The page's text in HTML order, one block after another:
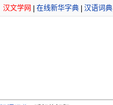
汉文学网 在线新华字典 汉语词典